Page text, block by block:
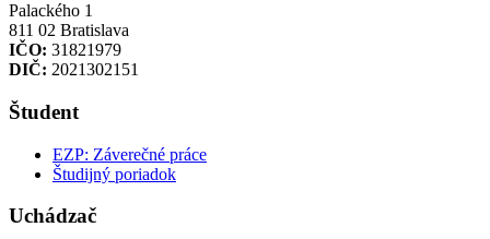
Palackého 1
811 02 Bratislava
IČO: 31821979
DIČ: 2021302151
Študent
EZP: Záverečné práce
Študijný poriadok
Uchádzač